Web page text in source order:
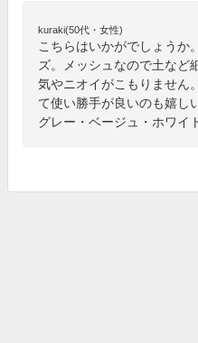
kuraki(50代・女性)
こちらはいかがでしょうか
ズ。メッシュなので土など
気やニオイがこもりません
て使い勝手が良いのも嬉し
グレー・ベージュ・ホワイ